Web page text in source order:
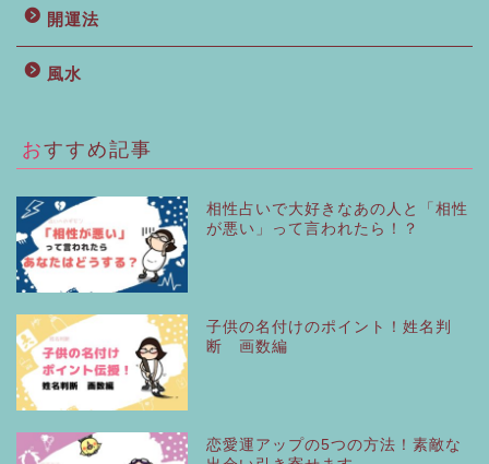
開運法
風水
おすすめ記事
相性占いで大好きなあの人と「相性
が悪い」って言われたら！？
子供の名付けのポイント！姓名判
断 画数編
恋愛運アップの5つの方法！素敵な